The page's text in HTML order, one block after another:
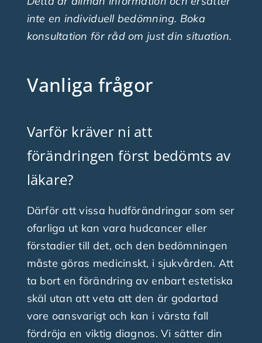
inte en individuell bedömning. Boka
konsultation för råd om just din situation.
Vanliga frågor
Varför kräver ni att
förändringen först bedömts av
läkare?
Därför att vissa hudförändringar som ser
ofarliga ut kan vara hudcancer eller
förstadier till det, och den bedömningen
måste göras medicinskt, i sjukvården. Att
ta bort en förändring av enbart estetiska
skäl utan att veta att den är godartad
vore oansvarigt och kan i värsta fall
fördröja en viktig diagnos. Vi sätter din